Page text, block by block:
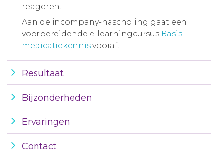
reageren.
Aan de incompany-nascholing gaat een
voorbereidende e-learningcursus Basis
medicatiekennis vooraf.
Resultaat
Bijzonderheden
Ervaringen
Contact